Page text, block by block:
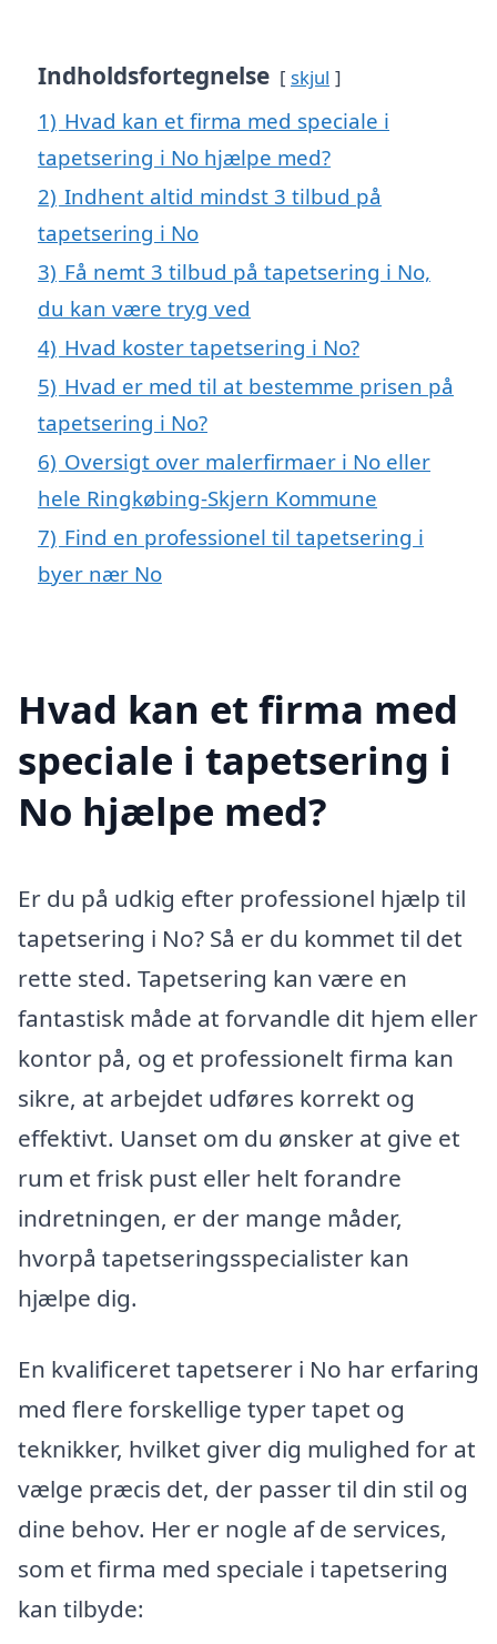
Indholdsfortegnelse skjul
1) Hvad kan et firma med speciale i
tapetsering i No hjælpe med?
2) Indhent altid mindst 3 tilbud på
tapetsering i No
3) Få nemt 3 tilbud på tapetsering i No,
du kan være tryg ved
4) Hvad koster tapetsering i No?
5) Hvad er med til at bestemme prisen på
tapetsering i No?
6) Oversigt over malerfirmaer i No eller
hele Ringkøbing-Skjern Kommune
7) Find en professionel til tapetsering i
byer nær No
Hvad kan et firma med
speciale i tapetsering i
No hjælpe med?
Er du på udkig efter professionel hjælp til
tapetsering i No? Så er du kommet til det
rette sted. Tapetsering kan være en
fantastisk måde at forvandle dit hjem eller
kontor på, og et professionelt firma kan
sikre, at arbejdet udføres korrekt og
effektivt. Uanset om du ønsker at give et
rum et frisk pust eller helt forandre
indretningen, er der mange måder,
hvorpå tapetseringsspecialister kan
hjælpe dig.
En kvalificeret tapetserer i No har erfaring
med flere forskellige typer tapet og
teknikker, hvilket giver dig mulighed for at
vælge præcis det, der passer til din stil og
dine behov. Her er nogle af de services,
som et firma med speciale i tapetsering
kan tilbyde: